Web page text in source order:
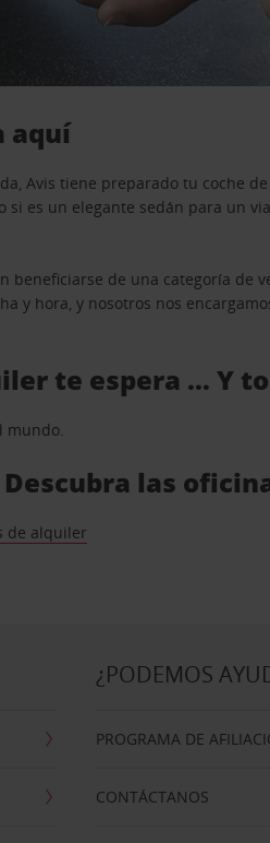
aquí
Avis tiene preparado tu coche
si es un elegante sedán para un
beneficiarse de una categoría
y hora, y nosotros nos
te espera … Y
mundo.
las
de alquiler
¿PODEMOS
PROGRAMA DE
CONTÁCTANOS